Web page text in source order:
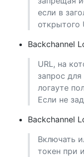
если в
открытого
Backchannel
URL, на
запрос
логауте
Если не
Backchannel
Включать
токен при